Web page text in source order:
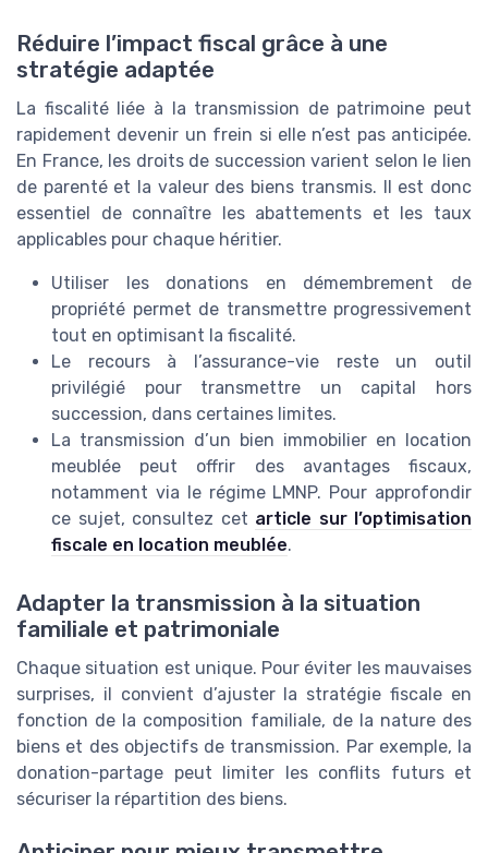
Réduire l’impact fiscal grâce à une
stratégie adaptée
La fiscalité liée à la transmission de patrimoine peut
rapidement devenir un frein si elle n’est pas anticipée.
En France, les droits de succession varient selon le lien
de parenté et la valeur des biens transmis. Il est donc
essentiel de connaître les abattements et les taux
applicables pour chaque héritier.
Utiliser les donations en démembrement de
propriété permet de transmettre progressivement
tout en optimisant la fiscalité.
Le recours à l’assurance-vie reste un outil
privilégié pour transmettre un capital hors
succession, dans certaines limites.
La transmission d’un bien immobilier en location
meublée peut offrir des avantages fiscaux,
notamment via le régime LMNP. Pour approfondir
ce sujet, consultez cet article sur l’optimisation
fiscale en location meublée.
Adapter la transmission à la situation
familiale et patrimoniale
Chaque situation est unique. Pour éviter les mauvaises
surprises, il convient d’ajuster la stratégie fiscale en
fonction de la composition familiale, de la nature des
biens et des objectifs de transmission. Par exemple, la
donation-partage peut limiter les conflits futurs et
sécuriser la répartition des biens.